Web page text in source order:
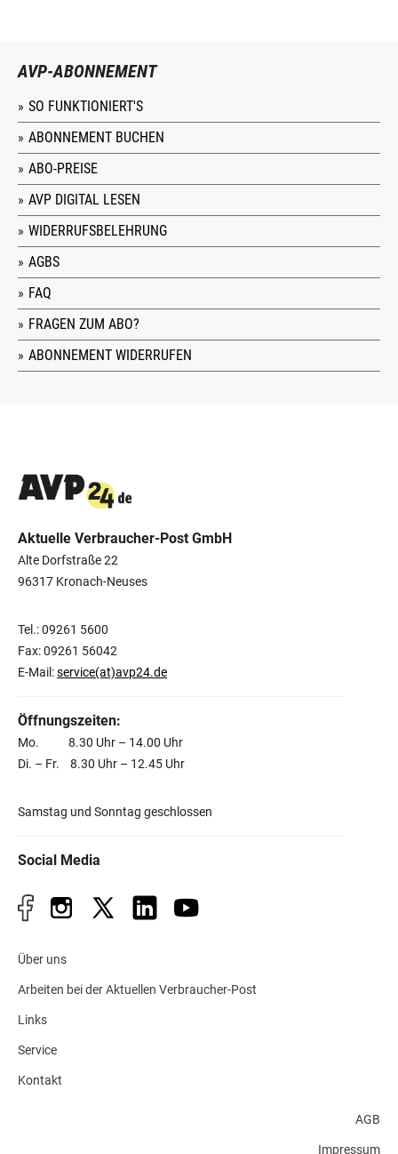
AVP-ABONNEMENT
SO FUNKTIONIERT'S
ABONNEMENT BUCHEN
ABO-PREISE
AVP DIGITAL LESEN
WIDERRUFSBELEHRUNG
AGBS
FAQ
FRAGEN ZUM ABO?
ABONNEMENT WIDERRUFEN
Aktuelle Verbraucher-Post GmbH
Alte Dorfstraße 22
96317 Kronach-Neuses
Tel.: 09261 5600
Fax: 09261 56042
E-Mail:service(at)avp24.de
Öffnungszeiten:
Mo. 8.30 Uhr – 14.00 Uhr
Di. – Fr. 8.30 Uhr – 12.45 Uhr
Samstag und Sonntag geschlossen
Social Media
Über uns
Arbeiten bei der Aktuellen Verbraucher-Post
Links
Service
Kontakt
AGB
Impressum